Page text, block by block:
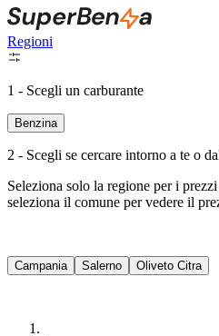
Regioni
1 - Scegli un carburante
Benzina
2 - Scegli se cercare intorno a te o
Seleziona solo la regione per i
seleziona il comune per vedere il
Campania Salerno Oliveto Citra